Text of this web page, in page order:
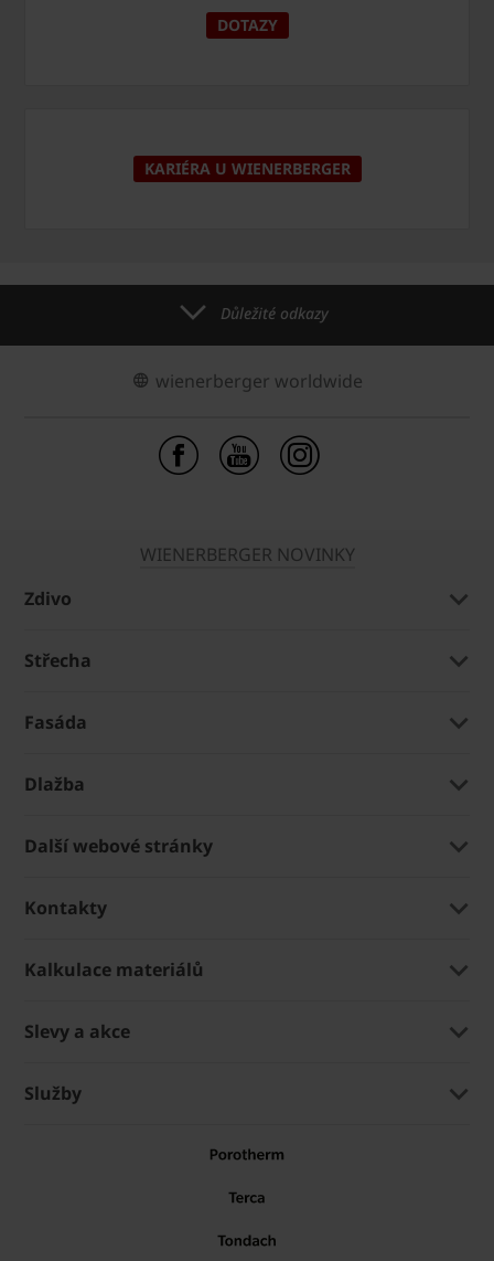
DOTAZY
KARIÉRA U WIENERBERGER
Důležité odkazy
wienerberger worldwide
WIENERBERGER NOVINKY
Zdivo
Střecha
Fasáda
Dlažba
Další webové stránky
Kontakty
Kalkulace materiálů
Slevy a akce
Služby